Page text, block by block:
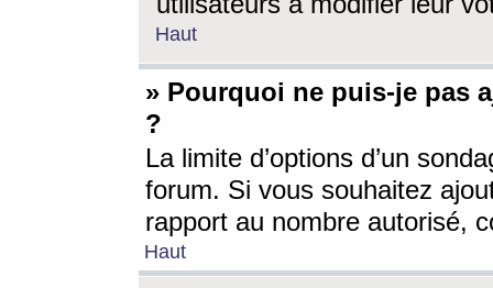
Haut
» Pourquoi ne puis-je pas
?
La limite d’options d’un
forum. Si vous souhaitez
rapport au nombre autorisé,
Haut